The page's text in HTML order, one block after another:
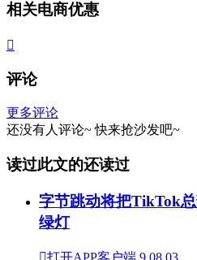
相关电商优惠

评论
更多评论
还没有人评论~ 快来抢沙发吧~
读过此文的还读过
字节跳动将把TikTok
绿灯